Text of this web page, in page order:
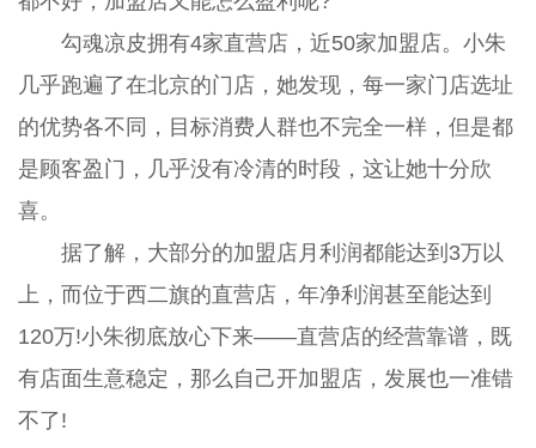
勾魂凉皮拥有4家直营店，近50家加盟店。小朱
几乎跑遍了在北京的门店，她发现，每一家门店选址
的优势各不同，目标消费人群也不完全一样，但是都
是顾客盈门，几乎没有冷清的时段，这让她十分欣
喜。
据了解，大部分的加盟店月利润都能达到3万以
上，而位于西二旗的直营店，年净利润甚至能达到
120万!小朱彻底放心下来——直营店的经营靠谱，既
有店面生意稳定，那么自己开加盟店，发展也一准错
不了!